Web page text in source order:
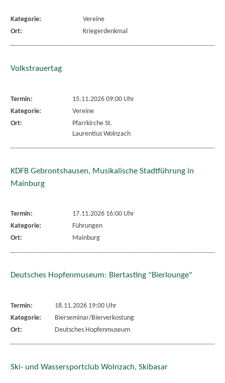
Kategorie:
Vereine
Ort:
Kriegerdenkmal
Volkstrauertag
Termin:
15.11.2026 09:00 Uhr
Kategorie:
Vereine
Ort:
Pfarrkirche St.
Laurentius Wolnzach
KDFB Gebrontshausen, Musikalische Stadtführung in
Mainburg
Termin:
17.11.2026 16:00 Uhr
Kategorie:
Führungen
Ort:
Mainburg
Deutsches Hopfenmuseum: Biertasting "Bierlounge"
Termin:
18.11.2026 19:00 Uhr
Kategorie:
Bierseminar/Bierverkostung
Ort:
Deutsches Hopfenmuseum
Ski- und Wassersportclub Wolnzach, Skibasar